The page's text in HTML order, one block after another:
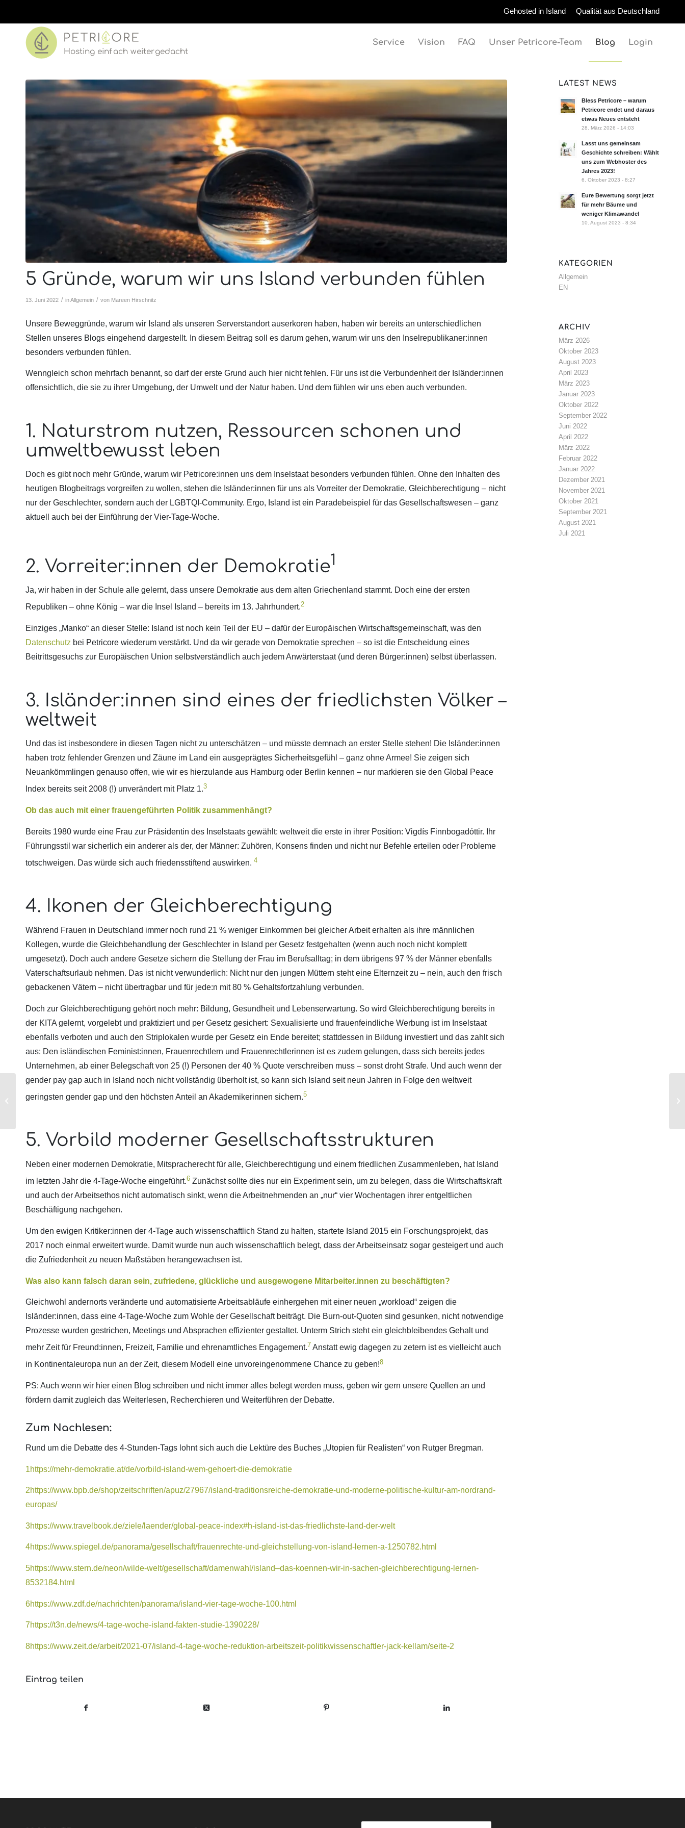
Gehosted in Island Qualität aus Deutschland
Hosting einfach weiter gedacht
Service Vision FAQ Unser Petricore-Team Blog Login
5 Gründe, warum wir uns Island verbunden fühlen
13. Juni 2022 / inAllgemein / von Mareen Hirschnitz
Unsere Beweggründe, warum wir Island als unseren Serverstandort auserkoren haben, haben wir bereits an unterschiedlichen
Stellen unseres Blogs eingehend dargestellt. In diesem Beitrag soll es darum gehen, warum wir uns den Inselrepublikaner:innen
besonders verbunden fühlen.
Wenngleich schon mehrfach benannt, so darf der erste Grund auch hier nicht fehlen. Für uns ist die Verbundenheit der Isländer:innen
offensichtlich, die sie zu ihrer Umgebung, der Umwelt und der Natur haben. Und dem fühlen wir uns eben auch verbunden.
1. Naturstrom nutzen, Ressourcen schonen und
umweltbewusst leben
Doch es gibt noch mehr Gründe, warum wir Petricore:innen uns dem Inselstaat besonders verbunden fühlen. Ohne den Inhalten des
heutigen Blogbeitrags vorgreifen zu wollen, stehen die Isländer:innen für uns als Vorreiter der Demokratie, Gleichberechtigung – nicht
nur der Geschlechter, sondern auch der LGBTQI-Community. Ergo, Island ist ein Paradebeispiel für das Gesellschaftswesen – ganz
aktuell auch bei der Einführung der Vier-Tage-Woche.
2. Vorreiter:innen der Demokratie1
Ja, wir haben in der Schule alle gelernt, dass unsere Demokratie aus dem alten Griechenland stammt. Doch eine der ersten
Republiken – ohne König – war die Insel Island – bereits im 13. Jahrhundert.2
Einziges „Manko“ an dieser Stelle: Island ist noch kein Teil der EU – dafür der Europäischen Wirtschaftsgemeinschaft, was den
Datenschutz bei Petricore wiederum verstärkt. Und da wir gerade von Demokratie sprechen – so ist die Entscheidung eines
Beitrittsgesuchs zur Europäischen Union selbstverständlich auch jedem Anwärterstaat (und deren Bürger:innen) selbst überlassen.
3. Isländer:innen sind eines der friedlichsten Völker –
weltweit
Und das ist insbesondere in diesen Tagen nicht zu unterschätzen – und müsste demnach an erster Stelle stehen! Die Isländer:innen
haben trotz fehlender Grenzen und Zäune im Land ein ausgeprägtes Sicherheitsgefühl – ganz ohne Armee! Sie zeigen sich
Neuankömmlingen genauso offen, wie wir es hierzulande aus Hamburg oder Berlin kennen – nur markieren sie den Global Peace
Index bereits seit 2008 (!) unverändert mit Platz 1.3
Ob das auch mit einer frauengeführten Politik zusammenhängt?
Bereits 1980 wurde eine Frau zur Präsidentin des Inselstaats gewählt: weltweit die erste in ihrer Position: Vigdís Finnbogadóttir. Ihr
Führungsstil war sicherlich ein anderer als der, der Männer: Zuhören, Konsens finden und nicht nur Befehle erteilen oder Probleme
totschweigen. Das würde sich auch friedensstiftend auswirken. 4
4. Ikonen der Gleichberechtigung
Während Frauen in Deutschland immer noch rund 21 % weniger Einkommen bei gleicher Arbeit erhalten als ihre männlichen
Kollegen, wurde die Gleichbehandlung der Geschlechter in Island per Gesetz festgehalten (wenn auch noch nicht komplett
umgesetzt). Doch auch andere Gesetze sichern die Stellung der Frau im Berufsalltag; in dem übrigens 97 % der Männer ebenfalls
Vaterschaftsurlaub nehmen. Das ist nicht verwunderlich: Nicht nur den jungen Müttern steht eine Elternzeit zu – nein, auch den frisch
gebackenen Vätern – nicht übertragbar und für jede:n mit 80 % Gehaltsfortzahlung verbunden.
Doch zur Gleichberechtigung gehört noch mehr: Bildung, Gesundheit und Lebenserwartung. So wird Gleichberechtigung bereits in
der KITA gelernt, vorgelebt und praktiziert und per Gesetz gesichert: Sexualisierte und frauenfeindliche Werbung ist im Inselstaat
ebenfalls verboten und auch den Striplokalen wurde per Gesetz ein Ende bereitet; stattdessen in Bildung investiert und das zahlt sich
aus: Den isländischen Feminist:innen, Frauenrechtlern und Frauenrechtlerinnen ist es zudem gelungen, dass sich bereits jedes
Unternehmen, ab einer Belegschaft von 25 (!) Personen der 40 % Quote verschreiben muss – sonst droht Strafe. Und auch wenn der
gender pay gap auch in Island noch nicht vollständig überholt ist, so kann sich Island seit neun Jahren in Folge den weltweit
geringsten gender gap und den höchsten Anteil an Akademikerinnen sichern.5
5. Vorbild moderner Gesellschaftsstrukturen
Neben einer modernen Demokratie, Mitspracherecht für alle, Gleichberechtigung und einem friedlichen Zusammenleben, hat Island
im letzten Jahr die 4-Tage-Woche eingeführt.6 Zunächst sollte dies nur ein Experiment sein, um zu belegen, dass die Wirtschaftskraft
und auch der Arbeitsethos nicht automatisch sinkt, wenn die Arbeitnehmenden an „nur“ vier Wochentagen ihrer entgeltlichen
Beschäftigung nachgehen.
Um den ewigen Kritiker:innen der 4-Tage auch wissenschaftlich Stand zu halten, startete Island 2015 ein Forschungsprojekt, das
2017 noch einmal erweitert wurde. Damit wurde nun auch wissenschaftlich belegt, dass der Arbeitseinsatz sogar gesteigert und auch
die Zufriedenheit zu neuen Maßstäben herangewachsen ist.
Was also kann falsch daran sein, zufriedene, glückliche und ausgewogene Mitarbeiter.innen zu beschäftigten?
Gleichwohl andernorts veränderte und automatisierte Arbeitsabläufe einhergehen mit einer neuen „workload“ zeigen die
Isländer:innen, dass eine 4-Tage-Woche zum Wohle der Gesellschaft beiträgt. Die Burn-out-Quoten sind gesunken, nicht notwendige
Prozesse wurden gestrichen, Meetings und Absprachen effizienter gestaltet. Unterm Strich steht ein gleichbleibendes Gehalt und
mehr Zeit für Freund:innen, Freizeit, Familie und ehrenamtliches Engagement.7 Anstatt ewig dagegen zu zetern ist es vielleicht auch
in Kontinentaleuropa nun an der Zeit, diesem Modell eine unvoreingenommene Chance zu geben!8
PS: Auch wenn wir hier einen Blog schreiben und nicht immer alles belegt werden muss, geben wir gern unsere Quellen an und
fördern damit zugleich das Weiterlesen, Recherchieren und Weiterführen der Debatte.
Zum Nachlesen:
Rund um die Debatte des 4-Stunden-Tags lohnt sich auch die Lektüre des Buches „Utopien für Realisten“ von Rutger Bregman.
1https://mehr-demokratie.at/de/vorbild-island-wem-gehoert-die-demokratie
2https://www.bpb.de/shop/zeitschriften/apuz/27967/island-traditionsreiche-demokratie-und-moderne-politische-kultur-am-nordrand-
europas/
3https://www.travelbook.de/ziele/laender/global-peace-index#h-island-ist-das-friedlichste-land-der-welt
4https://www.spiegel.de/panorama/gesellschaft/frauenrechte-und-gleichstellung-von-island-lernen-a-1250782.html
5https://www.stern.de/neon/wilde-welt/gesellschaft/damenwahl/island–das-koennen-wir-in-sachen-gleichberechtigung-lernen-
8532184.html
6https://www.zdf.de/nachrichten/panorama/island-vier-tage-woche-100.html
7https://t3n.de/news/4-tage-woche-island-fakten-studie-1390228/
8https://www.zeit.de/arbeit/2021-07/island-4-tage-woche-reduktion-arbeitszeit-politikwissenschaftler-jack-kellam/seite-2
Eintrag teilen
LATEST NEWS
Bless Petricore – warum
Petricore endet und daraus
etwas Neues entsteht
28. März 2026 - 14:03
Lasst uns gemeinsam
Geschichte schreiben: Wählt
uns zum Webhoster des
Jahres 2023!
6. Oktober 2023 - 8:27
Eure Bewertung sorgt jetzt
für mehr Bäume und
weniger Klimawandel
10. August 2023 - 8:34
KATEGORIEN
Allgemein
EN
ARCHIV
März 2026
Oktober 2023
August 2023
April 2023
März 2023
Januar 2023
Oktober 2022
September 2022
Juni 2022
April 2022
März 2022
Februar 2022
Januar 2022
Dezember 2021
November 2021
Oktober 2021
September 2021
August 2021
Juli 2021
Unser Rechenzentrum